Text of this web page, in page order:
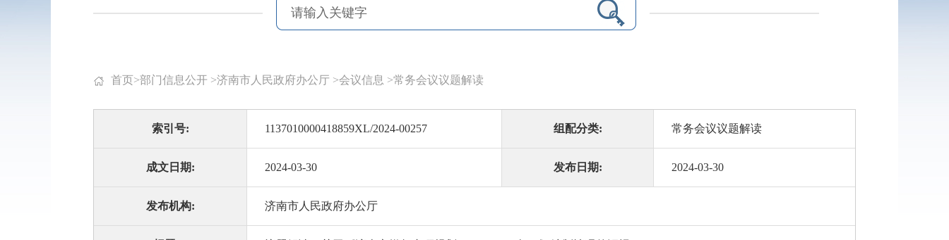
首页>部门信息公开 >济南市人民政府办公厅 >会议信息 >常务会议议题解读
索引号: 1137010000418859XL/2024-00257 组配分类: 常务会议议题解读
成文日期: 2024-03-30 发布日期: 2024-03-30
发布机构: 济南市人民政府办公厅